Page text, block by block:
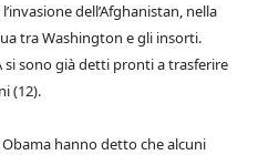
dell’Afghanistan, nella
tra Washington e gli insorti.
sono già detti pronti a trasferire
(12).
hanno detto che alcuni